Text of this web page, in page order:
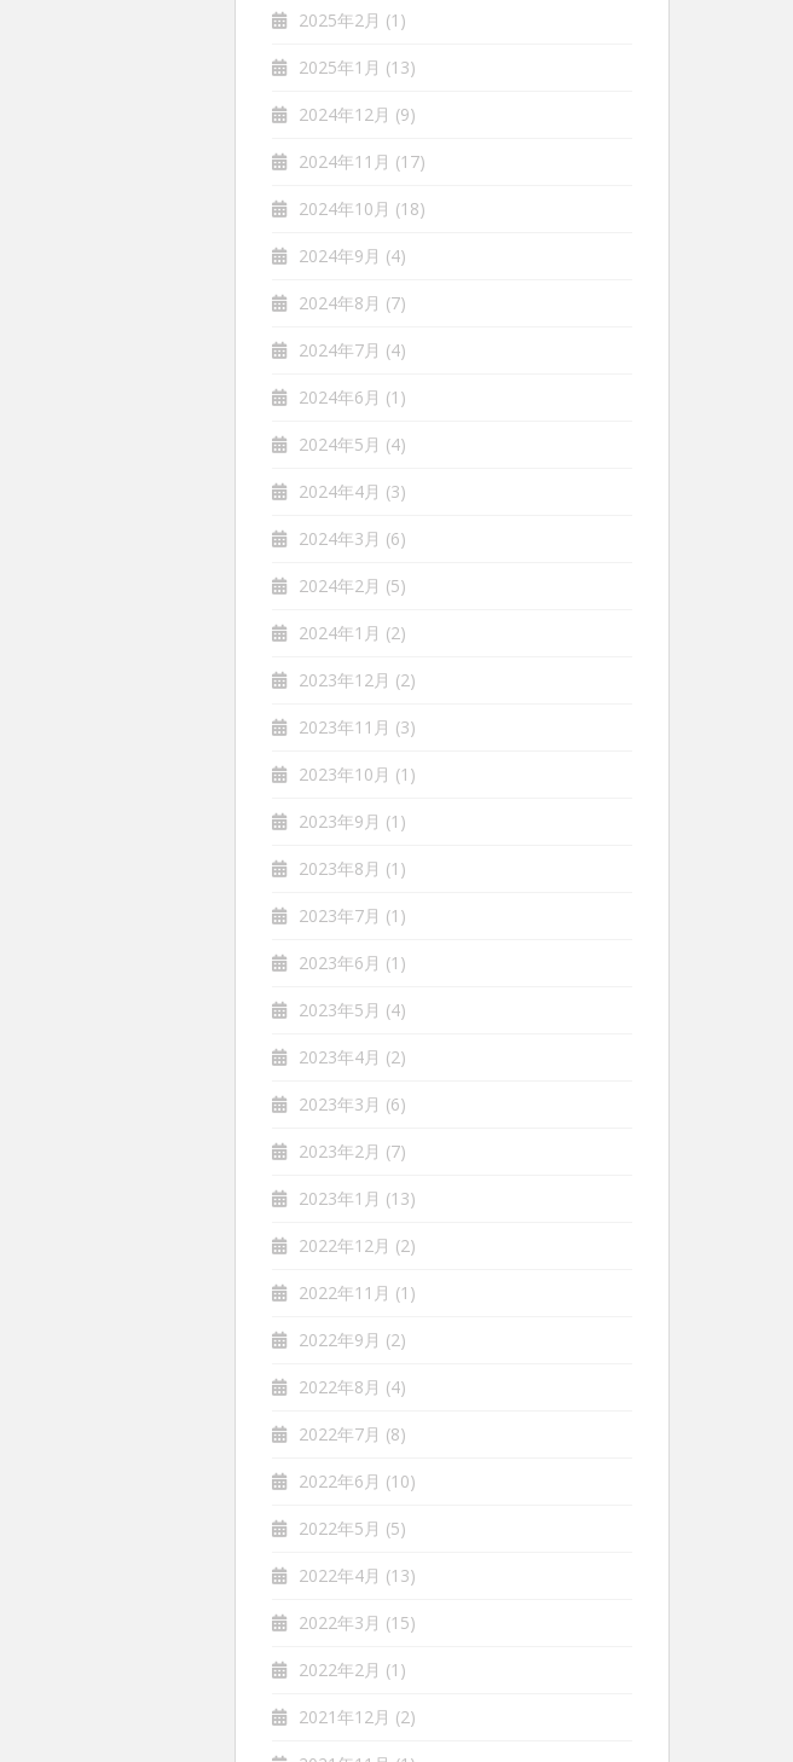
2025年2月 (1)
2025年1月 (13)
2024年12月 (9)
2024年11月 (17)
2024年10月 (18)
2024年9月 (4)
2024年8月 (7)
2024年7月 (4)
2024年6月 (1)
2024年5月 (4)
2024年4月 (3)
2024年3月 (6)
2024年2月 (5)
2024年1月 (2)
2023年12月 (2)
2023年11月 (3)
2023年10月 (1)
2023年9月 (1)
2023年8月 (1)
2023年7月 (1)
2023年6月 (1)
2023年5月 (4)
2023年4月 (2)
2023年3月 (6)
2023年2月 (7)
2023年1月 (13)
2022年12月 (2)
2022年11月 (1)
2022年9月 (2)
2022年8月 (4)
2022年7月 (8)
2022年6月 (10)
2022年5月 (5)
2022年4月 (13)
2022年3月 (15)
2022年2月 (1)
2021年12月 (2)